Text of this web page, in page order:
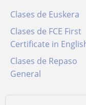
Clases de Euskera
Clases de FCE First
Certificate in
Clases de Repaso
General